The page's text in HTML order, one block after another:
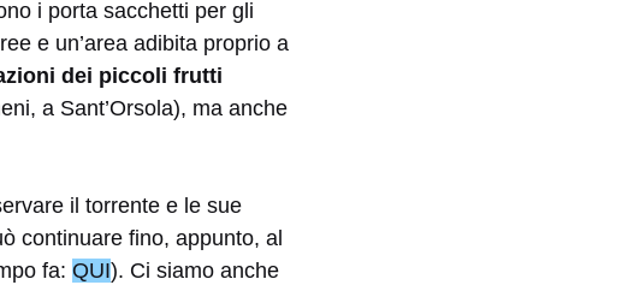
i porta sacchetti per gli
e un’area adibita proprio a
dei piccoli frutti
a Sant’Orsola), ma anche
il torrente e le sue
continuare fino, appunto, al
fa: QUI). Ci siamo anche